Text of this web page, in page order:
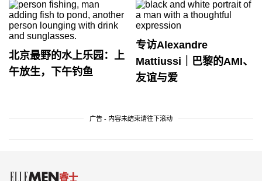
北京最野的水上乐园：上
午放生，下午钓鱼
专访Alexandre
Mattiussi｜巴黎的AMI、
友谊与爱
广告 - 内容未结束请往下滚动